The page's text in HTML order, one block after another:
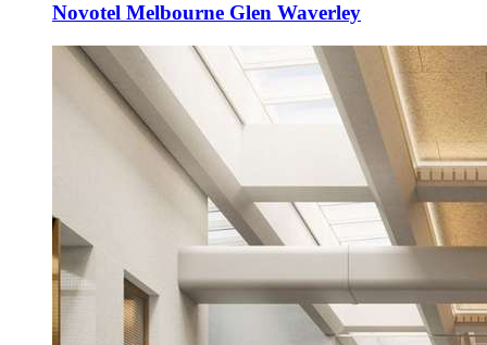
Novotel Melbourne Glen Waverley